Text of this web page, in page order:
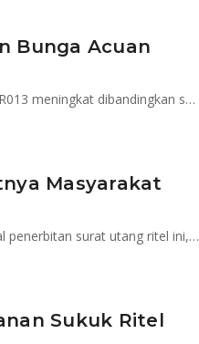
Bunga Acuan
Spread yang diberikan pemerintah pada penerbitan SR seri SR013 meningkat dibandingkan seri sebelumnya
Masyarakat
Indonesia bisa mencontoh negara lain yang sukses dalam hal penerbitan surat utang ritel ini, seperti Jepang
Sukuk Ritel